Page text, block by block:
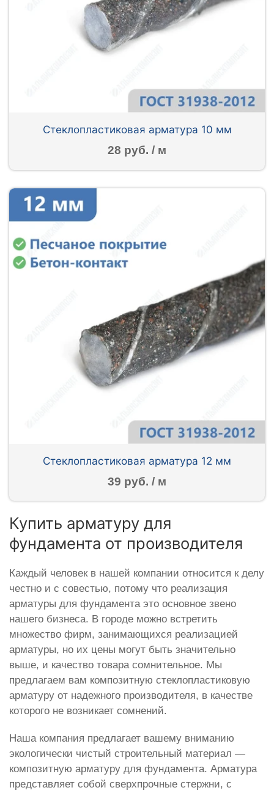
Стеклопластиковая арматура 10 мм
28 руб. / м
Стеклопластиковая арматура 12 мм
39 руб. / м
Купить арматуру для
фундамента от производителя
Каждый человек в нашей компании относится к делу
честно и с совестью, потому что реализация
арматуры для фундамента это основное звено
нашего бизнеса. В городе можно встретить
множество фирм, занимающихся реализацией
арматуры, но их цены могут быть значительно
выше, и качество товара сомнительное. Мы
предлагаем вам композитную стеклопластиковую
арматуру от надежного производителя, в качестве
которого не возникает сомнений.
Наша компания предлагает вашему вниманию
экологически чистый строительный материал —
композитную арматуру для фундамента. Арматура
представляет собой сверхпрочные стержни, с